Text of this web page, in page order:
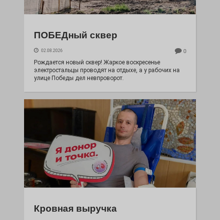
ПОБЕДный сквер
02.08.2026 0
Рождается новый сквер! Жаркое воскресенье
электростальцы проводят на отдыхе, а у рабочих на
улице Победы дел невпроворот.
Кровная выручка